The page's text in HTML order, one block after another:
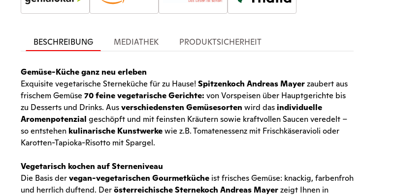
BESCHREIBUNG MEDIATHEK PRODUKTSICHERHEIT
Gemüse-Küche ganz neu erleben
Exquisite vegetarische Sterneküche für zu Hause!Spitzenkoch Andreas Mayerzaubert aus
frischem Gemüse 70 feine vegetarische Gerichte: von Vorspeisen über Hauptgerichte bis
zu Desserts und Drinks. Ausverschiedensten Gemüsesorten wird das individuelle
Aromenpotenzial geschöpft und mit feinsten Kräutern sowie kraftvollen Saucen veredelt –
so entstehen kulinarische Kunstwerkewie z.B. Tomatenessenz mit Frischkäseravioli oder
Karotten-Tapioka-Risotto mit Spargel.
Vegetarisch kochen auf Sterneniveau
Die Basis dervegan-vegetarischen Gourmetküche ist frisches Gemüse: knackig, farbenfroh
und herrlich duftend. Derösterreichische Sternekoch Andreas Mayerzeigt Ihnen in